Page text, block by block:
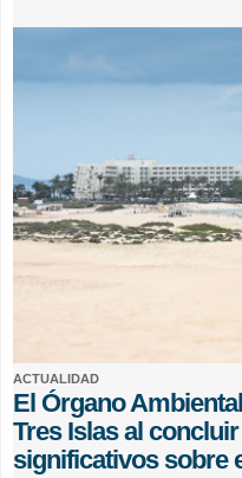
ACTUALIDAD
El Órgano
Tres Islas al
significativos sobre